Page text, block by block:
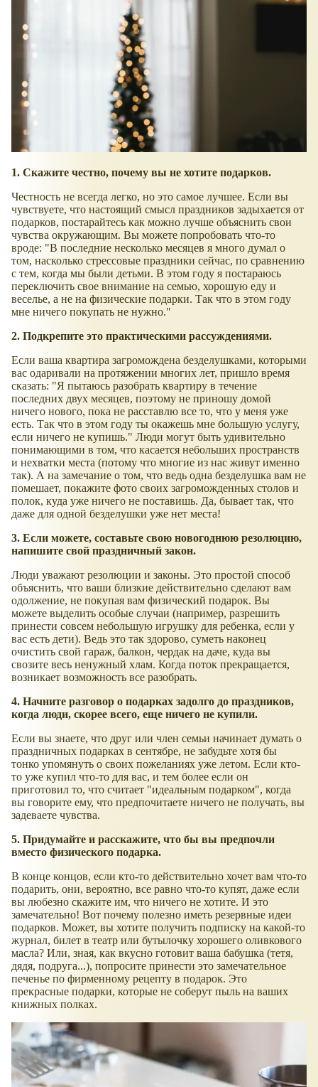
1. Скажите честно, почему вы не хотите подарков.
Честность не всегда легко, но это самое лучшее. Если вы
чувствуете, что настоящий смысл праздников задыхается от
подарков, постарайтесь как можно лучше объяснить свои
чувства окружающим. Вы можете попробовать что-то
вроде: "В последние несколько месяцев я много думал о
том, насколько стрессовые праздники сейчас, по сравнению
с тем, когда мы были детьми. В этом году я постараюсь
переключить свое внимание на семью, хорошую еду и
веселье, а не на физические подарки. Так что в этом году
мне ничего покупать не нужно."
2. Подкрепите это практическими рассуждениями.
Если ваша квартира загромождена безделушками, которыми
вас одаривали на протяжении многих лет, пришло время
сказать: "Я пытаюсь разобрать квартиру в течение
последних двух месяцев, поэтому не приношу домой
ничего нового, пока не расставлю все то, что у меня уже
есть. Так что в этом году ты окажешь мне большую услугу,
если ничего не купишь." Люди могут быть удивительно
понимающими в том, что касается небольших пространств
и нехватки места (потому что многие из нас живут именно
так). А на замечание о том, что ведь одна безделушка вам не
помешает, покажите фото своих загроможденных столов и
полок, куда уже ничего не поставишь. Да, бывает так, что
даже для одной безделушки уже нет места!
3. Если можете, составьте свою новогоднюю резолюцию,
напишите свой праздничный закон.
Люди уважают резолюции и законы. Это простой способ
объяснить, что ваши близкие действительно сделают вам
одолжение, не покупая вам физический подарок. Вы
можете выделить особые случаи (например, разрешить
принести совсем небольшую игрушку для ребенка, если у
вас есть дети). Ведь это так здорово, суметь наконец
очистить свой гараж, балкон, чердак на даче, куда вы
свозите весь ненужный хлам. Когда поток прекращается,
возникает возможность все разобрать.
4. Начните разговор о подарках задолго до праздников,
когда люди, скорее всего, еще ничего не купили.
Если вы знаете, что друг или член семьи начинает думать о
праздничных подарках в сентябре, не забудьте хотя бы
тонко упомянуть о своих пожеланиях уже летом. Если кто-
то уже купил что-то для вас, и тем более если он
приготовил то, что считает "идеальным подарком", когда
вы говорите ему, что предпочитаете ничего не получать, вы
задеваете чувства.
5. Придумайте и расскажите, что бы вы предпочли
вместо физического подарка.
В конце концов, если кто-то действительно хочет вам что-то
подарить, они, вероятно, все равно что-то купят, даже если
вы любезно скажите им, что ничего не хотите. И это
замечательно! Вот почему полезно иметь резервные идеи
подарков. Может, вы хотите получить подписку на какой-то
журнал, билет в театр или бутылочку хорошего оливкового
масла? Или, зная, как вкусно готовит ваша бабушка (тетя,
дядя, подруга...), попросите принести это замечательное
печенье по фирменному рецепту в подарок. Это
прекрасные подарки, которые не соберут пыль на ваших
книжных полках.